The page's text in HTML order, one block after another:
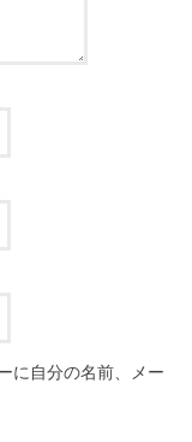
に自分の名前、メー